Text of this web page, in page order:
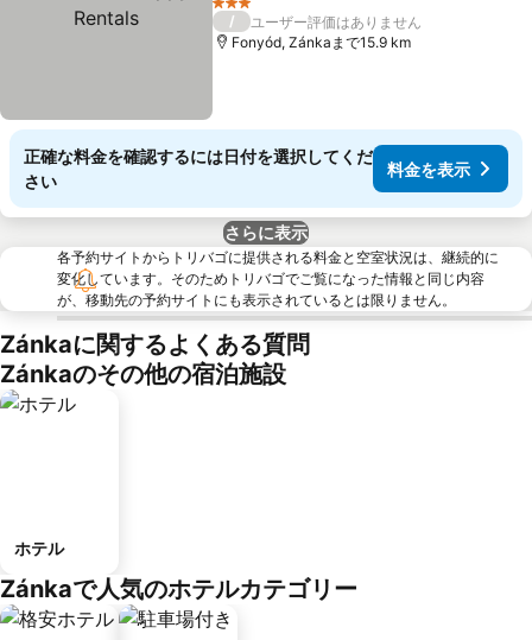
3 ホテルのランク
/
ユーザー評価はありません
Fonyód, Zánkaまで15.9 km
正確な料金を確認するには日付を選択してくだ
さい
料金を表示
さらに表示
各予約サイトからトリバゴに提供される料金と空室状況は、継続的に
変化しています。そのためトリバゴでご覧になった情報と同じ内容
が、移動先の予約サイトにも表示されているとは限りません。
Zánkaに関するよくある質問
Zánkaのその他の宿泊施設
ホテル
Zánkaで人気のホテルカテゴリー